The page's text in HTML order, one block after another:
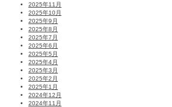
2025年11月
2025年10月
2025年9月
2025年8月
2025年7月
2025年6月
2025年5月
2025年4月
2025年3月
2025年2月
2025年1月
2024年12月
2024年11月